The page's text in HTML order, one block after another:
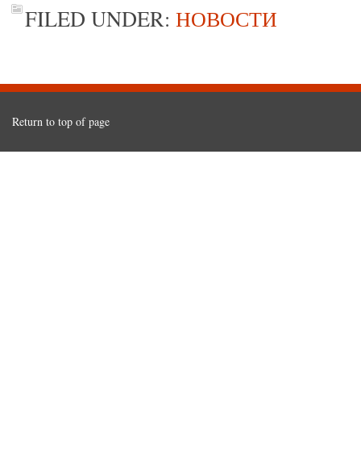
FILED UNDER: НОВОСТИ
Return to top of page